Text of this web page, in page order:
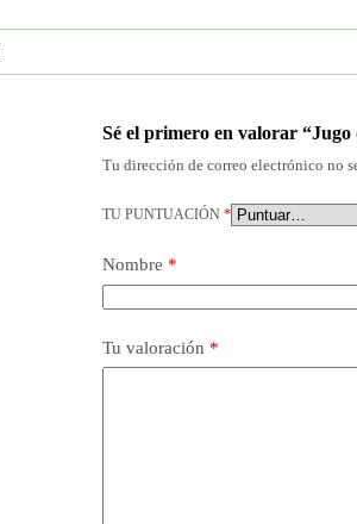
Sé el primero en valorar
Tu dirección de correo electrónico no
TU PUNTUACIÓN *
Nombre *
Tu valoración *